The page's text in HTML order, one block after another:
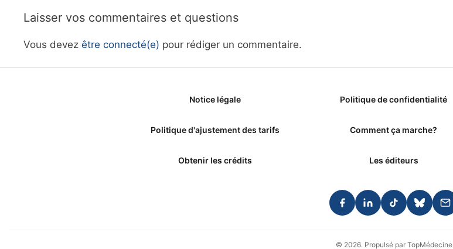
Laisser vos commentaires et questions
Vous devez être connecté(e) pour rédiger un commentaire.
Notice légale Politique de confidentialité
Politique d'ajustement des tarifs Comment ça marche?
Obtenir les crédits Les éditeurs
© 2026. Propulsé par TopMédecine